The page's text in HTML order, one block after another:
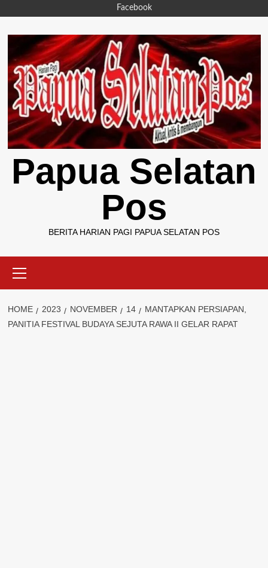
content
Facebook
Papua Selatan
Pos
BERITA HARIAN PAGI PAPUA SELATAN POS
Menu
HOME 2023 NOVEMBER 14
MANTAPKAN PERSIAPAN,
PANITIA FESTIVAL BUDAYA SEJUTA RAWA II GELAR RAPAT